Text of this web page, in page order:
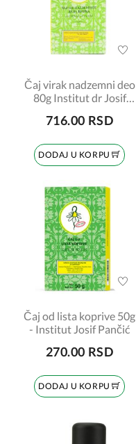
Čaj virak nadzemni deo
80g Institut dr Josif
716.00 RSD
DODAJ U KORPU
Čaj od lista koprive 50g
- Institut Josif Pančić
270.00 RSD
DODAJ U KORPU